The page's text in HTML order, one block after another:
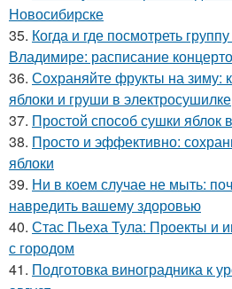
Новосибирске
35. Когда и где посмотреть
Владимире: расписание
36. Сохраняйте фрукты на зиму:
яблоки и груши в электросушилке
37. Простой способ сушки яблок
38. Просто и эффективно:
яблоки
39. Ни в коем случае не мыть:
навредить вашему здоровью
40. Стас Пьеха Тула: Проекты и
с городом
41. Подготовка виноградника к